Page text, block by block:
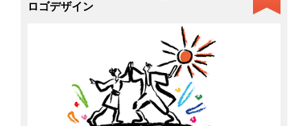
ロゴデザイン